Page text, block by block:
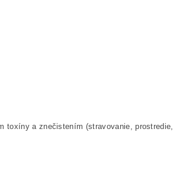
toxíny a znečistením (stravovanie, prostredie,